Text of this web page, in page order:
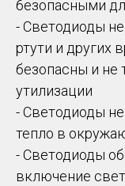
безопасными
- Светодиоды
ртути и других
безопасны и не
утилизации
- Светодиоды
тепло в
- Светодиоды
включение